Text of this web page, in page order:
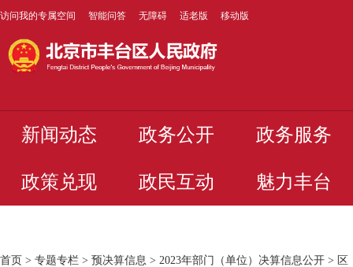
访问我的专属空间 智能问答 无障碍 适老版 移动版
新闻动态 政务公开 政务服务
政策兑现 政民互动 魅力丰台
首页 > 专题专栏 > 预决算信息 > 2023年部门（单位）决算信息公开 > 区